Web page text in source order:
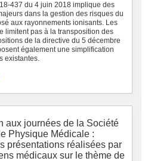
437 du 4 juin 2018 implique des
dans la gestion des risques du
aux rayonnements ionisants. Les
limitent pas à la transposition des
de la directive du 5 décembre
également une simplification
existantes.
aux journées de la Société
Physique Médicale :
présentations réalisées par
médicaux sur le thème de